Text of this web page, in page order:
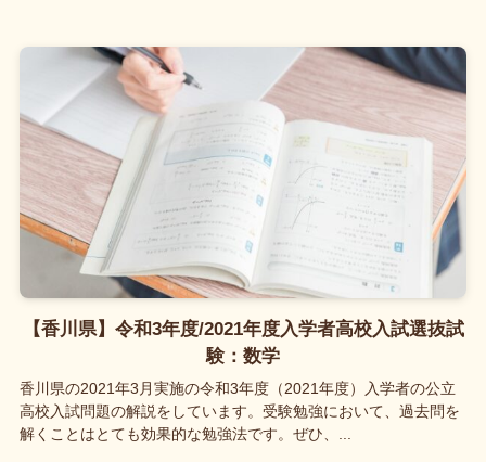
【香川県】令和3年度/2021年度入学者高校入試選抜試
験：数学
香川県の2021年3月実施の令和3年度（2021年度）入学者の公立
高校入試問題の解説をしています。受験勉強において、過去問を
解くことはとても効果的な勉強法です。ぜひ、...